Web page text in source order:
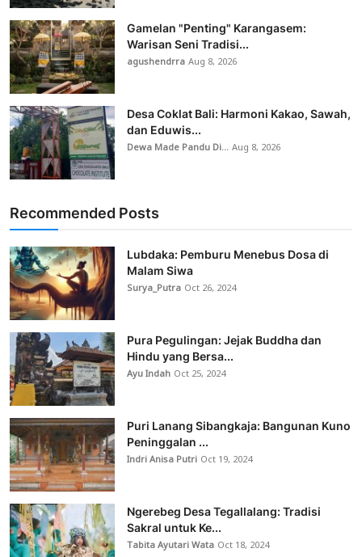
Gamelan "Penting" Karangasem:
Warisan Seni Tradisi...
agushendrraAug 8, 2026
Desa Coklat Bali: Harmoni Kakao, Sawah,
dan Eduwis...
Dewa Made Pandu Di...Aug 8, 2026
Recommended Posts
Lubdaka: Pemburu Menebus Dosa di
Malam Siwa
Surya_Putra Oct 26, 2024
Pura Pegulingan: Jejak Buddha dan
Hindu yang Bersa...
Ayu Indah Oct 25, 2024
Puri Lanang Sibangkaja: Bangunan Kuno
Peninggalan ...
Indri Anisa Putri Oct 19, 2024
Ngerebeg Desa Tegallalang: Tradisi
Sakral untuk Ke...
Tabita Ayutari Wata Oct 18, 2024